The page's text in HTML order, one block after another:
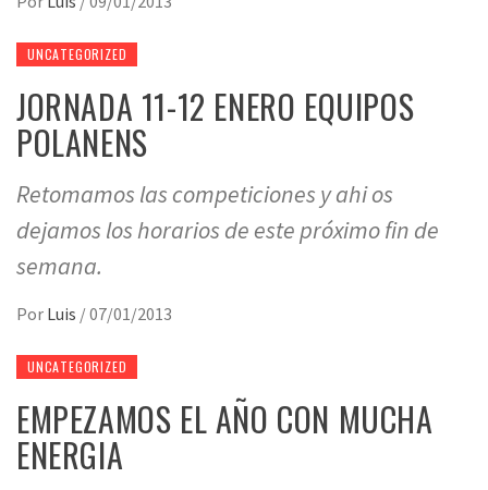
UNCATEGORIZED
JORNADA 11-12 ENERO EQUIPOS
POLANENS
Retomamos las competiciones y ahi os
dejamos los horarios de este próximo fin de
semana.
Por Luis /07/01/2013
UNCATEGORIZED
EMPEZAMOS EL AÑO CON MUCHA
ENERGIA